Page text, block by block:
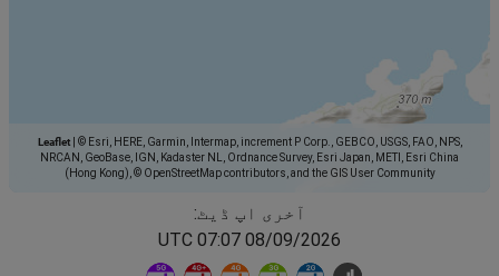
Leaflet
© Esri, HERE, Garmin, Intermap, increment P Corp., GEBCO, USGS, FAO, NPS,
NRCAN, GeoBase, IGN, Kadaster NL, Ordnance Survey, Esri Japan, METI, Esri China
(Hong Kong), © OpenStreetMap contributors, and the GIS User Community
آخری اپ ڈیٹ:
08/09/2026 07:07 UTC